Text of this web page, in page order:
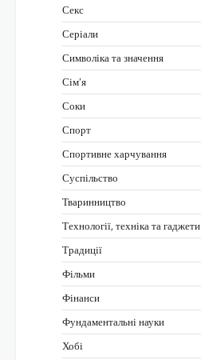
Секс
Серіали
Символіка та значення
Сім’я
Соки
Спорт
Спортивне харчування
Суспільство
Тваринництво
Технології, техніка та гаджети
Традиції
Фільми
Фінанси
Фундаментальні науки
Хобі